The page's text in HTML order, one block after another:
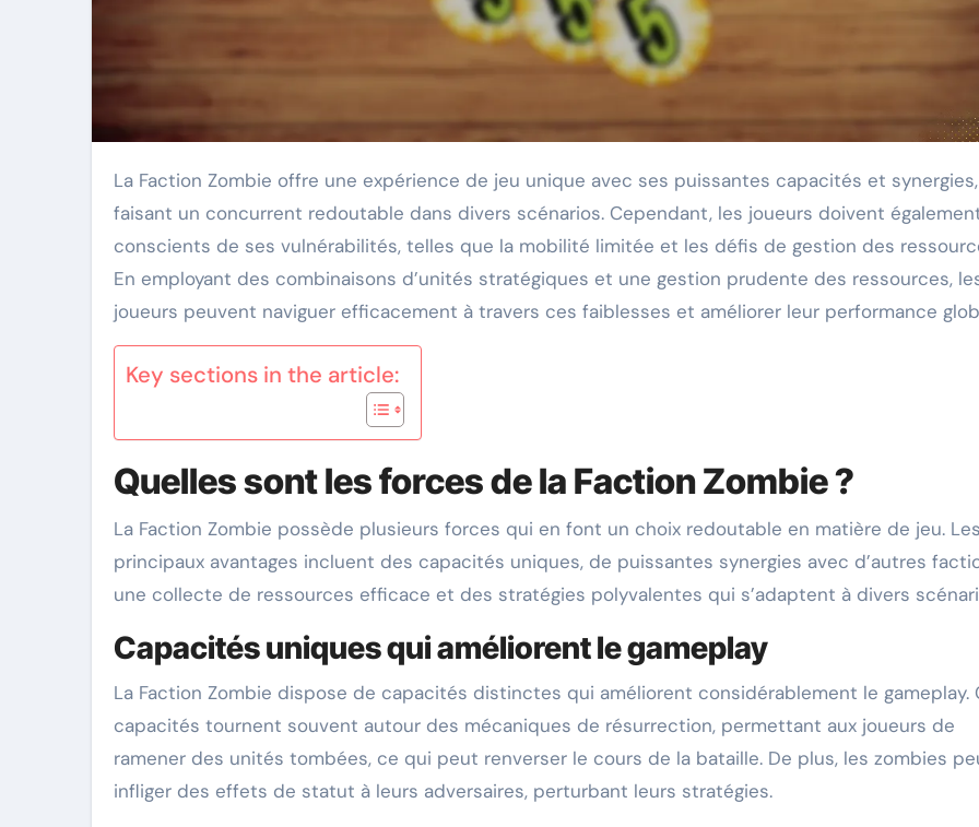
La Faction Zombie offre une expérience de jeu unique avec ses puissantes capacités et synergies, en
faisant un concurrent redoutable dans divers scénarios. Cependant, les joueurs doivent
conscients de ses vulnérabilités, telles que la mobilité limitée et les défis de gestion des
En employant des combinaisons d’unités stratégiques et une gestion prudente des ressources,
joueurs peuvent naviguer efficacement à travers ces faiblesses et améliorer leur performance
Key sections in the article:
Quelles sont les forces de la Faction Zombie ?
La Faction Zombie possède plusieurs forces qui en font un choix redoutable en matière de jeu. Les
principaux avantages incluent des capacités uniques, de puissantes synergies avec d’autres
une collecte de ressources efficace et des stratégies polyvalentes qui s’adaptent à divers
Capacités uniques qui améliorent le gameplay
La Faction Zombie dispose de capacités distinctes qui améliorent considérablement le gameplay.
capacités tournent souvent autour des mécaniques de résurrection, permettant aux joueurs de
ramener des unités tombées, ce qui peut renverser le cours de la bataille. De plus, les zombies
infliger des effets de statut à leurs adversaires, perturbant leurs stratégies.